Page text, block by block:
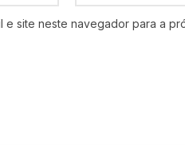
e site neste navegador para a